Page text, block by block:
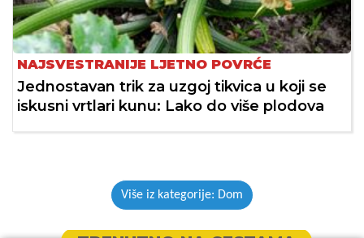
NAJSVESTRANIJE LJETNO POVRĆE
Jednostavan trik za uzgoj tikvica u koji se
iskusni vrtlari kunu: Lako do više plodova
Više iz kategorije: Dom